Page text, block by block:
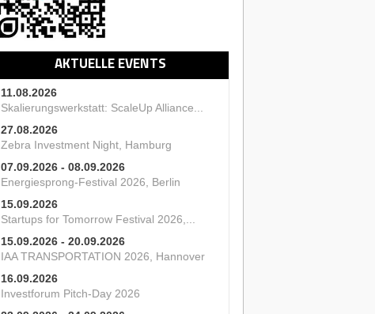
AKTUELLE EVENTS
11.08.2026
Skalierungswerkstatt: ScaleUp Alliance...
27.08.2026
Zebra Investment Night, Hamburg
07.09.2026 - 08.09.2026
Energiesprong-Festival 2026, Berlin
15.09.2026
Startups for Tomorrow Festival 2026,...
15.09.2026 - 20.09.2026
IAA TRANSPORTATION 2026, Hannover
16.09.2026
Investforum Pitch-Day 2026